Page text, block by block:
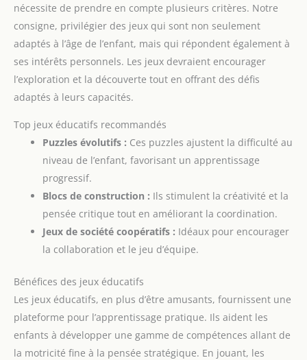
nécessite de prendre en compte plusieurs critères. Notre
consigne, privilégier des jeux qui sont non seulement
adaptés à l’âge de l’enfant, mais qui répondent également à
ses intérêts personnels. Les jeux devraient encourager
l’exploration et la découverte tout en offrant des défis
adaptés à leurs capacités.
Top jeux éducatifs recommandés
Puzzles évolutifs : Ces puzzles ajustent la difficulté au
niveau de l’enfant, favorisant un apprentissage
progressif.
Blocs de construction : Ils stimulent la créativité et la
pensée critique tout en améliorant la coordination.
Jeux de société coopératifs : Idéaux pour encourager
la collaboration et le jeu d’équipe.
Bénéfices des jeux éducatifs
Les jeux éducatifs, en plus d’être amusants, fournissent une
plateforme pour l’apprentissage pratique. Ils aident les
enfants à développer une gamme de compétences allant de
la motricité fine à la pensée stratégique. En jouant, les